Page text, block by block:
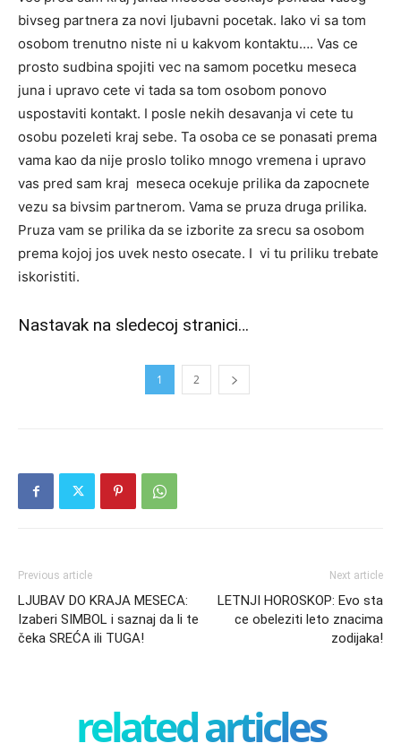
bivseg partnera za novi ljubavni pocetak. Iako vi sa tom
osobom trenutno niste ni u kakvom kontaktu…. Vas ce
prosto sudbina spojiti vec na samom pocetku meseca
juna i upravo cete vi tada sa tom osobom ponovo
uspostaviti kontakt. I posle nekih desavanja vi cete tu
osobu pozeleti kraj sebe. Ta osoba ce se ponasati prema
vama kao da nije proslo toliko mnogo vremena i upravo
vas pred sam kraj meseca ocekuje prilika da zapocnete
vezu sa bivsim partnerom. Vama se pruza druga prilika.
Pruza vam se prilika da se izborite za srecu sa osobom
prema kojoj jos uvek nesto osecate. I vi tu priliku trebate
iskoristiti.
Nastavak na sledecoj stranici…
1 2
Previous article
LJUBAV DO KRAJA MESECA:
Izaberi SIMBOL i saznaj da li te
čeka SREĆA ili TUGA!
Next article
LETNJI HOROSKOP: Evo sta
ce obeleziti leto znacima
zodijaka!
related articles